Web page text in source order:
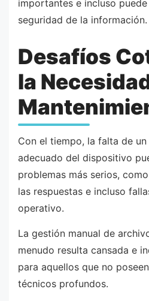
importantes e incluso
seguridad de la información.
Desafíos
la
Con el tiempo, la falta de
adecuado del dispositivo
problemas más serios,
las respuestas e incluso
operativo.
La gestión manual de
menudo resulta cansada e
para aquellos que no
técnicos profundos.